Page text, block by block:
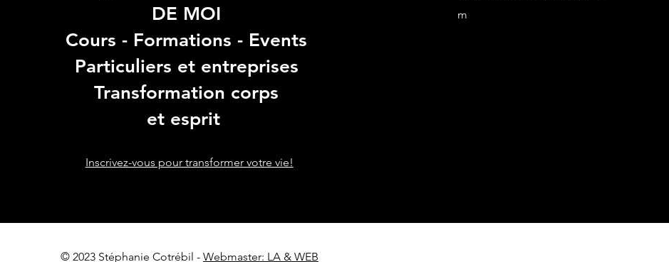
DE MOI
Cours - Formations - Events
Particuliers et entreprises
Transformation corps
et esprit
Inscrivez-vous pour transformer votre vie!
m
© 2023 Stéphanie Cotrébil - Webmaster: LA & WEB